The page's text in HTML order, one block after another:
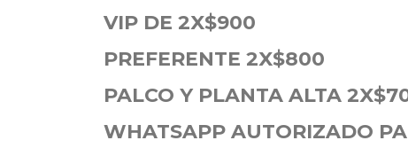
VIP DE 2X$900
PREFERENTE 2X$800
PALCO Y PLANTA ALTA
WHATSAPP AUTORIZADO